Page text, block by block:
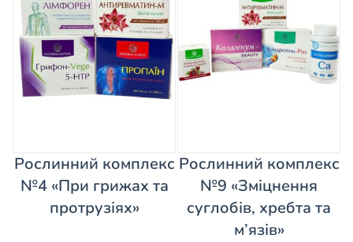
Рослинний комплекс
№4 «При грижах та
протрузіях»
Рослинний комплекс
№9 «Зміцнення
суглобів, хребта та
м’язів»